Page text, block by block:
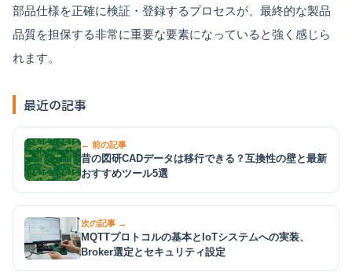
部品仕様を正確に検証・登録するプロセスが、最終的な製品
品質を担保する非常に重要な要素になっていると強く感じら
れます。
最近の記事
← 前の記事
昔の図研CADデータは移行できる？互換性の壁と最新
おすすめツール5選
次の記事 →
MQTTプロトコルの基本とIoTシステムへの実装、
Broker選定とセキュリティ設定